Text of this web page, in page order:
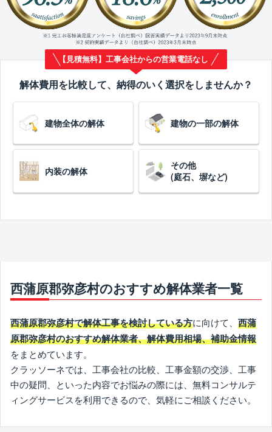
【見積無料】工事会社からの営業電話なし
解体費用を比較して、納得のいく選択をしませんか？
建物全体の解体 建物の一部の解体
内装の解体
その他
(庭石、塀など)
西蒲原郡弥彦村のおすすめ解体業者一覧
西蒲原郡弥彦村で解体工事を検討している方に向けて、 西蒲
原郡弥彦村のおすすめ解体業者、解体費用相場、補助金情報
をまとめています。
クラッソーネでは、工事会社の比較、工事金額の交渉、工事
中の疑問、といった内容でお悩みの際には、無料コンサルテ
ィングサービスを利用できるので、気軽にご相談ください。